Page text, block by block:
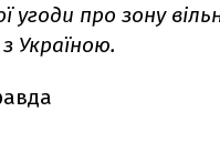
угоди про зону
Україною.